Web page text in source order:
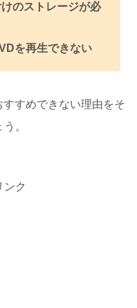
のストレージが必
を再生できない
すめできない理由をそ
。
ンク